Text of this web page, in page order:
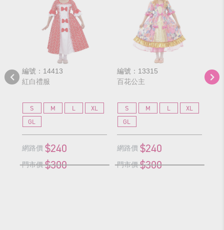
編號：14413
紅白禮服
S M L
XL
GL
網路價 $240
門市價 $300
編號：13315
百花公主
S M L
XL
GL
網路價 $240
門市價 $300
編
藍